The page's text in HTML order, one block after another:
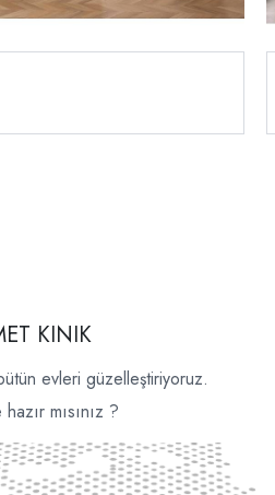
KINIK
evleri güzelleştiriyoruz.
mısınız ?